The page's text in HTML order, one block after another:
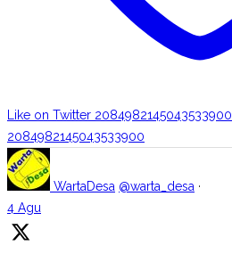
Like on Twitter 2084982145043533900
2084982145043533900
WartaDesa @warta_desa ·
4 Agu